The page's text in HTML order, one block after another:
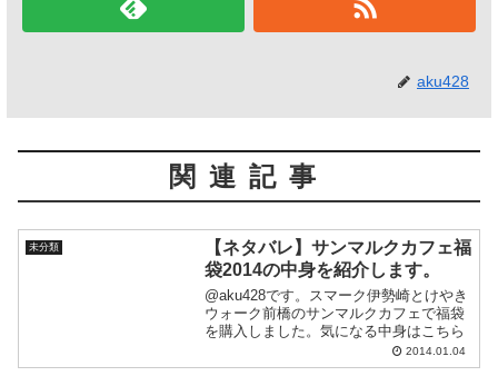
aku428
関連記事
未分類
【ネタバレ】サンマルクカフェ福
袋2014の中身を紹介します。
@aku428です。スマーク伊勢崎とけやき
ウォーク前橋のサンマルクカフェで福袋
を購入しました。気になる中身はこちら
2014.01.04